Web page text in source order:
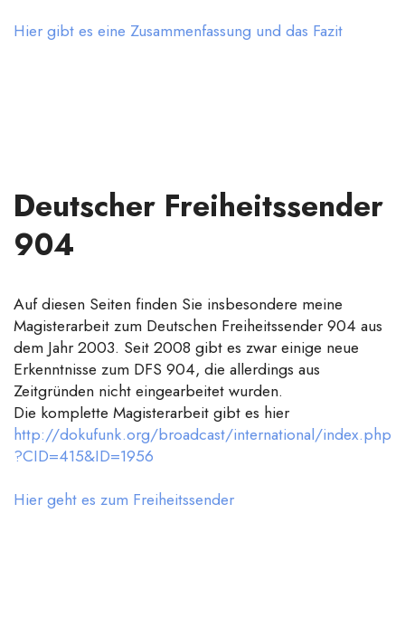
Hier gibt es eine Zusammenfassung und das Fazit
Deutscher Freiheitssender
904
Auf diesen Seiten finden Sie insbesondere meine
Magisterarbeit zum Deutschen Freiheitssender 904 aus
dem Jahr 2003. Seit 2008 gibt es zwar einige neue
Erkenntnisse zum DFS 904, die allerdings aus
Zeitgründen nicht eingearbeitet wurden.
Die komplette Magisterarbeit gibt es hier
http://dokufunk.org/broadcast/international/index.php
?CID=415&ID=1956
Hier geht es zum Freiheitssender